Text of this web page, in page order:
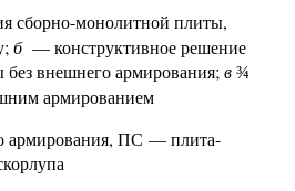
сборно-монолитной плиты,
б — конструктивное решение
внешнего армирования; в ¾
армированием
армирования, ПС — плита-